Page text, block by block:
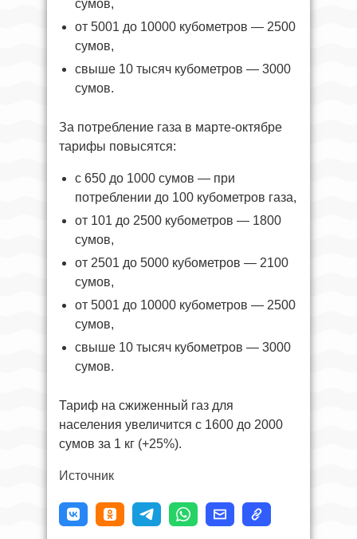
сумов,
от 5001 до 10000 кубометров — 2500
сумов,
свыше 10 тысяч кубометров — 3000
сумов.
За потребление газа в марте-октябре
тарифы повысятся:
с 650 до 1000 сумов — при
потреблении до 100 кубометров газа,
от 101 до 2500 кубометров — 1800
сумов,
от 2501 до 5000 кубометров — 2100
сумов,
от 5001 до 10000 кубометров — 2500
сумов,
свыше 10 тысяч кубометров — 3000
сумов.
Тариф на сжиженный газ для
населения увеличится с 1600 до 2000
сумов за 1 кг (+25%).
Источник